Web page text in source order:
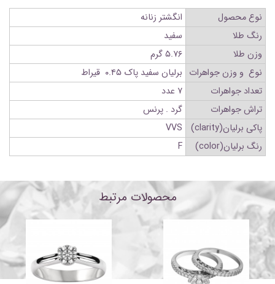
نوع محصول
انگشتر زنانه
رنگ طلا
سفید
وزن طلا
۵.۷۶ گرم
نوع و وزن جواهرات برلیان سفید پاک ۰.۴۵ قیراط
تعداد جواهرات
۷ عدد
تراش جواهرات
گرد . پرنس
پاکی برلیان(clarity)
VVS
رنگ برلیان(color)
F
محصولات مرتبط